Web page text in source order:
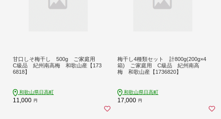
甘口しそ梅干し 500g ご家庭用
C級品 紀州南高梅 和歌山産【173
6818】
和歌山県日高町
11,000 円
梅干し4種類セット 計800g(200g×4
箱) ご家庭用 C級品 紀州南高
梅 和歌山産【1736820】
和歌山県日高町
17,000 円